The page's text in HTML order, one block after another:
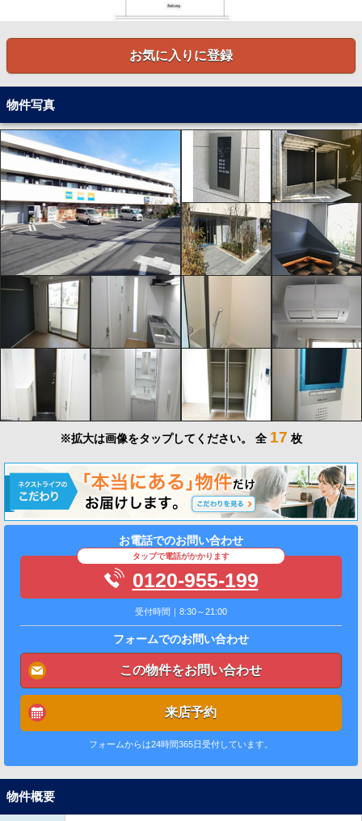
お気に入りに登録
物件写真
※拡大は画像をタップしてください。 全 17 枚
お電話でのお問い合わせ
タップで電話がかかります
0120-955-199
受付時間｜8:30～21:00
フォームでのお問い合わせ
この物件をお問い合わせ
来店予約
フォームからは24時間365日受付しています。
物件概要